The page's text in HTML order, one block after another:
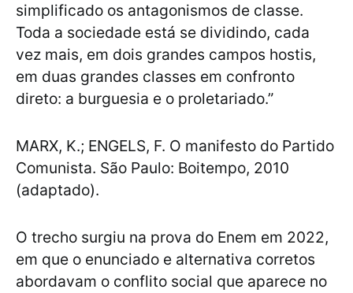
simplificado os antagonismos de classe.
Toda a sociedade está se dividindo, cada
vez mais, em dois grandes campos hostis,
em duas grandes classes em confronto
direto: a burguesia e o proletariado.”
MARX, K.; ENGELS, F. O manifesto do Partido
Comunista. São Paulo: Boitempo, 2010
(adaptado).
O trecho surgiu na prova do Enem em 2022,
em que o enunciado e alternativa corretos
abordavam o conflito social que aparece no